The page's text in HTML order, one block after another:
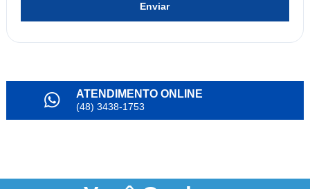
Enviar
ATENDIMENTO ONLINE
(48) 3438-1753
NOSSO INSTAGRAM @alianda_oficial